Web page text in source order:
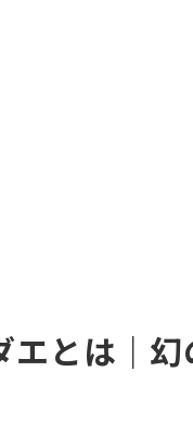
エとは｜